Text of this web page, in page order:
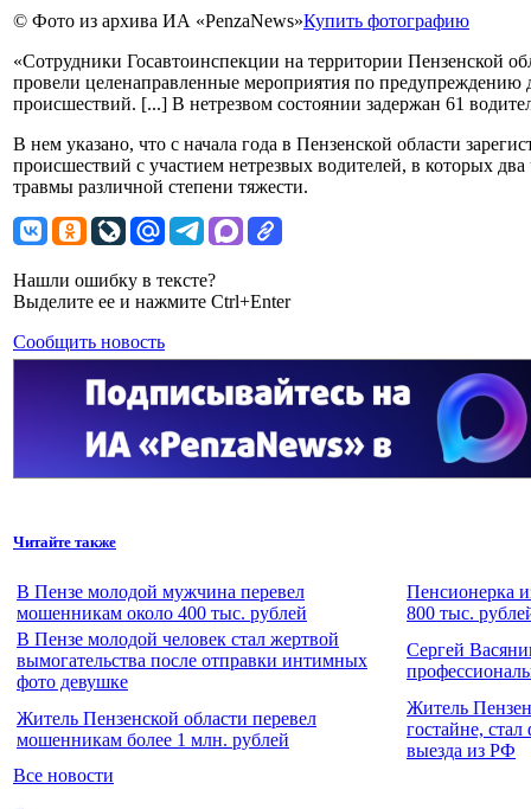
© Фото из архива ИА «PenzaNews»Купить фотографию
«Сотрудники Госавтоинспекции на территории Пензенской
провели целенаправленные мероприятия по предупреждению
происшествий. [...] В нетрезвом состоянии задержан 61
В нем указано, что с начала года в Пензенской области
происшествий с участием нетрезвых водителей, в которых
травмы различной степени тяжести.
Нашли ошибку в тексте?
Выделите ее и нажмите Ctrl+Enter
Сообщить новость
Читайте также
В Пензе молодой мужчина перевел
мошенникам около 400 тыс. рублей
Пенсионерка
800 тыс.
В Пензе молодой человек стал жертвой
вымогательства после отправки интимных
фото девушке
Сергей
Житель Пензенской области перевел
мошенникам более 1 млн. рублей
Житель
гостайне,
выезда из РФ
Все новости